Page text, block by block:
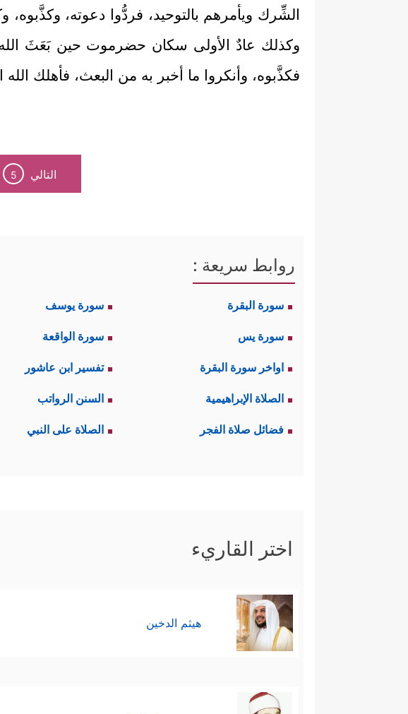
الشِّرك ويأمرهم بالتوحيد، فردُّوا دعوته، وكذَّبوه،
وكذلك عادٌ الأولى سكان حضرموت حين بَعَثَ الله
فكذَّبوه، وأنكروا ما أخبر به من البعث، فأهلك الله
التالي 5
روابط سريعة :
سورة البقرة سورة يوسف
سورة يس سورة الواقعة
اواخر سورة البقرة تفسير ابن عاشور
الصلاة الإبراهيمية السنن الرواتب
فضائل صلاة الفجر الصلاة على النبي
اختر القاريء
هيثم الدخين